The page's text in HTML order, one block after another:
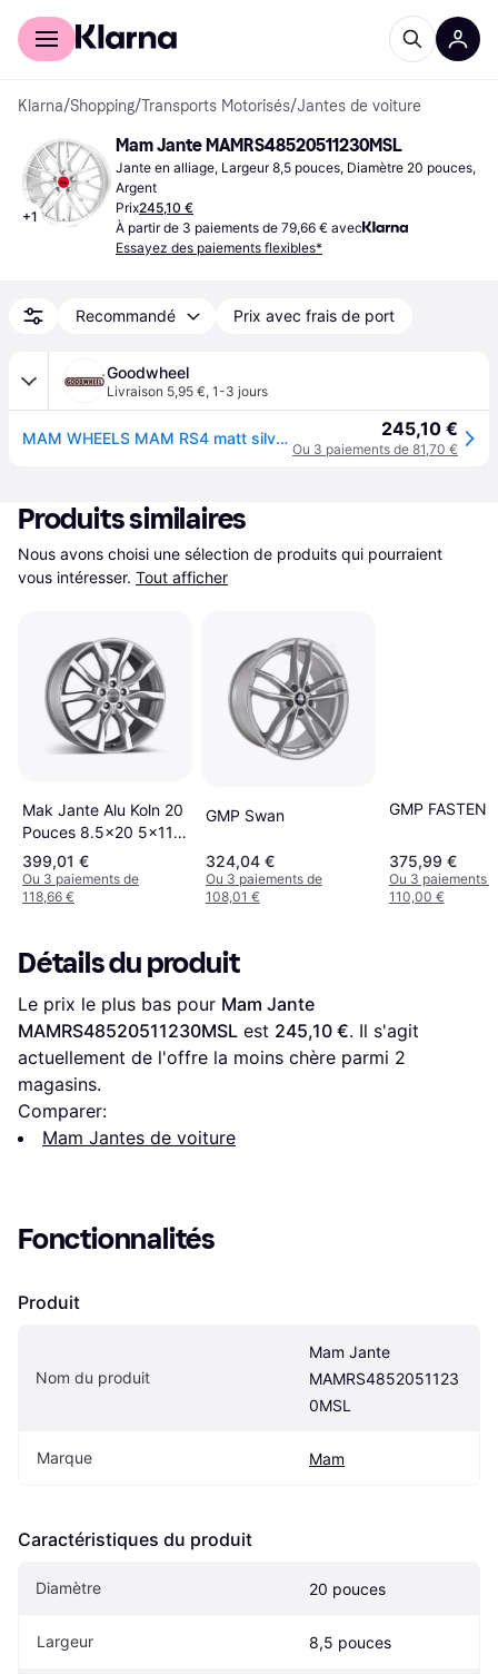
Acheter avec Klarna
Klarna/Shopping/Transports Motorisés/Jantes de voiture
+1
Mam Jante MAMRS48520511230MSL
Jante en alliage, Largeur 8,5 pouces, Diamètre 20 pouces,
Argent
Prix245,10 €
À partir de 3 paiements de 79,66 € avec
Essayez des paiements flexibles*
Recommandé Prix avec frais de port
Goodwheel
Livraison 5,95 €, 1-3 jours
MAM WHEELS MAM RS4 matt silver painted 8.5Jx20 5x112 ET30 245,10 €
Ou 3 paiements de 81,70 €
Produits similaires
Nous avons choisi une sélection de produits qui pourraient
vous intéresser. Tout afficher
Mak Jante Alu Koln 20
Pouces 8.5x20 5x112
ET45 Silver
399,01 €
Ou 3 paiements de
118,66 €
GMP Swan
324,04 €
Ou 3 paiements de
108,01 €
GMP FASTEN
375,99 €
Ou 3 paiements
110,00 €
Détails du produit
Le prix le plus bas pour Mam Jante
MAMRS48520511230MSL est 245,10 €. Il s'agit
actuellement de l'offre la moins chère parmi 2
magasins.
Comparer:
Mam Jantes de voiture
Fonctionnalités
Produit
Nom du produit
Mam Jante
MAMRS4852051123
0MSL
Marque Mam
Caractéristiques du produit
Diamètre 20 pouces
Largeur 8,5 pouces